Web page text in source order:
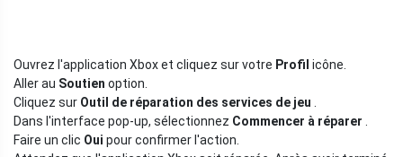
Ouvrez l'application Xbox et cliquez sur votre Profil icône.
Aller au Soutien option.
Cliquez sur Outil de réparation des services de jeu
Dans l'interface pop-up, sélectionnez Commencer à réparer
Faire un clic Oui pour confirmer l'action.